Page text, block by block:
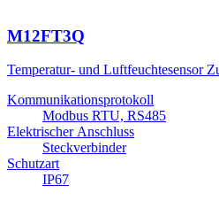
M12FT3Q
Temperatur- und Luftfeuchtesensor
Kommunikationsprotokoll
Modbus RTU, RS485
Elektrischer Anschluss
Steckverbinder
Schutzart
IP67